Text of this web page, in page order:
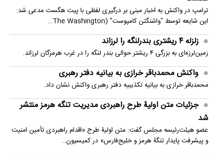
ترامپ در واکنش به اخبار مبنی بر درگیری لفظی با پیت هگست مدعی شد:
این شایعه توسط "واشنگتن کامپوست" (The Washington…
زلزله ۴ ریشتری بندرلنگه را لرزاند
زمین‌لرزه‌ای به بزرگی ۴ ریشتر حوالی بندر لنگه را در غرب هرمزگان لرزاند.
واکنش محمدباقر خرازی به بیانیه دفتر رهبری
محمدباقر خرازی به بیانیه تکذیبیه دفتر رهبری واکنش نشان داد.
جزئیات متن اولیۀ طرح راهبردی مدیریت تنگه هرمز منتشر
شد
عضو هیئت‌رئیسه مجلس گفت: متن اولیۀ طرح «اقدام راهبردی تأمین امنیت
و پیشرفت پایدار تنگۀ هرمز و خلیج‌فارس» در کمیسیون…